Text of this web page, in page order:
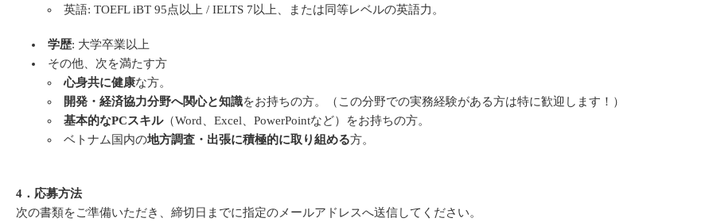
英語: TOEFL iBT 95点以上 / IELTS 7以上、または同等レベルの英語力。
学歴: 大学卒業以上
その他、次を満たす方
心身共に健康な方。
開発・経済協力分野へ関心と知識をお持ちの方。（この分野での実務経験がある方は特に歓迎します！）
基本的なPCスキル（Word、Excel、PowerPointなど）をお持ちの方。
ベトナム国内の地方調査・出張に積極的に取り組める方。
4．応募方法
次の書類をご準備いただき、締切日までに指定のメールアドレスへ送信してください。